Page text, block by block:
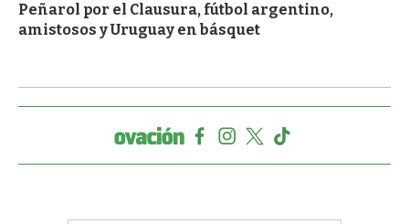
Peñarol por el Clausura, fútbol argentino,
amistosos y Uruguay en básquet